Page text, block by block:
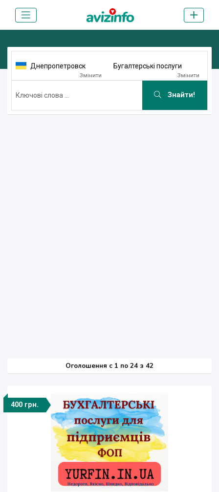
Днепропетровск
Змінити
Бугалтерські послуги
Змінити
Знайти!
Оголошення c 1 по 24 з 42
400 грн.